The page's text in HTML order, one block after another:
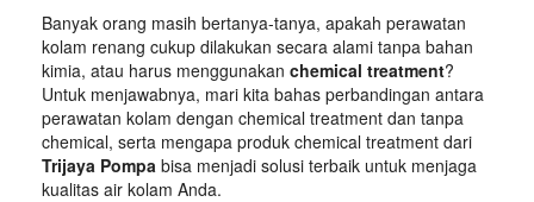
Banyak orang masih bertanya-tanya, apakah perawatan
kolam renang cukup dilakukan secara alami tanpa bahan
kimia, atau harus menggunakan chemical treatment?
Untuk menjawabnya, mari kita bahas perbandingan antara
perawatan kolam dengan chemical treatment dan tanpa
chemical, serta mengapa produk chemical treatment dari
Trijaya Pompa bisa menjadi solusi terbaik untuk menjaga
kualitas air kolam Anda.